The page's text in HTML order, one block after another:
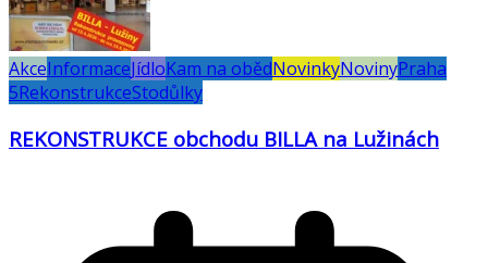
AkceInformaceJídloKam na obědNovinkyNovinyPraha
5RekonstrukceStodůlky
REKONSTRUKCE obchodu BILLA na Lužinách